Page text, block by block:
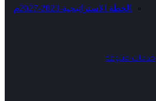
الخطة الاستراتيجية 2023-2027م
خدمات متنوعة